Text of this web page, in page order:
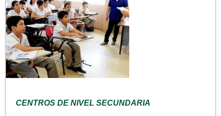
CENTROS DE NIVEL SECUNDARIA